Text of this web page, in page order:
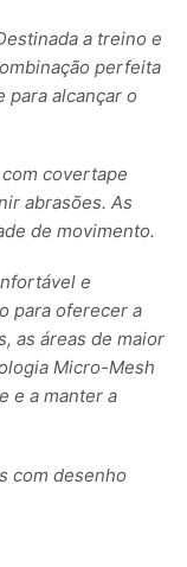
a treino e
perfeita
alcançar o
covertape
abrasões. As
de movimento.
e
para oferecer a
as áreas de maior
Micro-Mesh
e a manter a
com desenho